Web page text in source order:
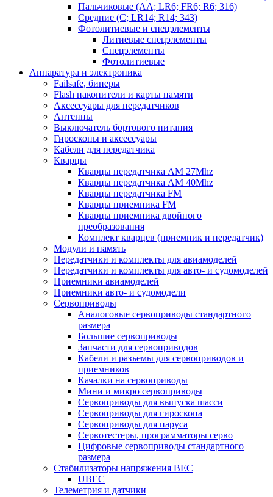
Пальчиковые (AA; LR6; FR6; R6; 316)
Средние (C; LR14; R14; 343)
Фотолитиевые и спецэлементы
Литиевые спецэлементы
Спецэлементы
Фотолитиевые
Аппаратура и электроника
Failsafe, биперы
Flash накопители и карты памяти
Аксессуары для передатчиков
Антенны
Выключатель бортового питания
Гироскопы и аксессуары
Кабели для передатчика
Кварцы
Кварцы передатчика AM 27Mhz
Кварцы передатчика AM 40Mhz
Кварцы передатчика FM
Кварцы приемника FM
Кварцы приемника двойного
преобразования
Комплект кварцев (приемник и передатчик)
Модули и память
Передатчики и комплекты для авиамоделей
Передатчики и комплекты для авто- и судомоделей
Приемники авиамоделей
Приемники авто- и судомодели
Сервоприводы
Аналоговые сервоприводы стандартного
размера
Большие сервоприводы
Запчасти для сервоприводов
Кабели и разъемы для сервоприводов и
приемников
Качалки на сервоприводы
Мини и микро сервоприводы
Сервоприводы для выпуска шасси
Сервоприводы для гироскопа
Сервоприводы для паруса
Сервотестеры, программаторы серво
Цифровые сервоприводы стандартного
размера
Стабилизаторы напряжения BEC
UBEC
Телеметрия и датчики